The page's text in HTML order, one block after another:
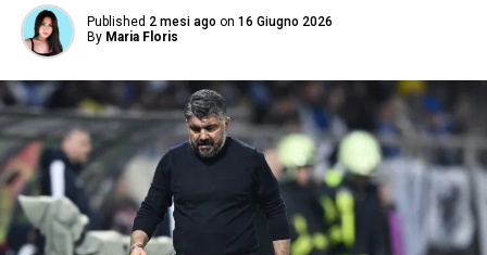
Published 2 mesi ago on 16 Giugno 2026
By Maria Floris